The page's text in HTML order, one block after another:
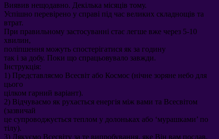
Виявив нещодавно. Декілька місяців тому.
Успішно перевірено у справі під час великих складнощів та
втрат.
При правильному застосуванні стає легше вже через 5-10
хвилин,
поліпшення можуть спостерігатися як за годину
так і за добу. Поки що спрацьовувало завжди.
Інструкція:
1) Представляємо Всесвіт або Космос (нічне зоряне небо для
цього
цілком гарний варіант).
2) Відчуваємо як рухається енергія між вами та Всесвітом
(зазвичай
це супроводжується теплом у долоньках або ‘мурашками’ по
тілу).
3) Дякуємо Всесвіту за те випробування, яке Він вам послав,